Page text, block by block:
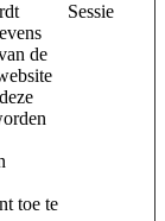
de
toe te
Sessie